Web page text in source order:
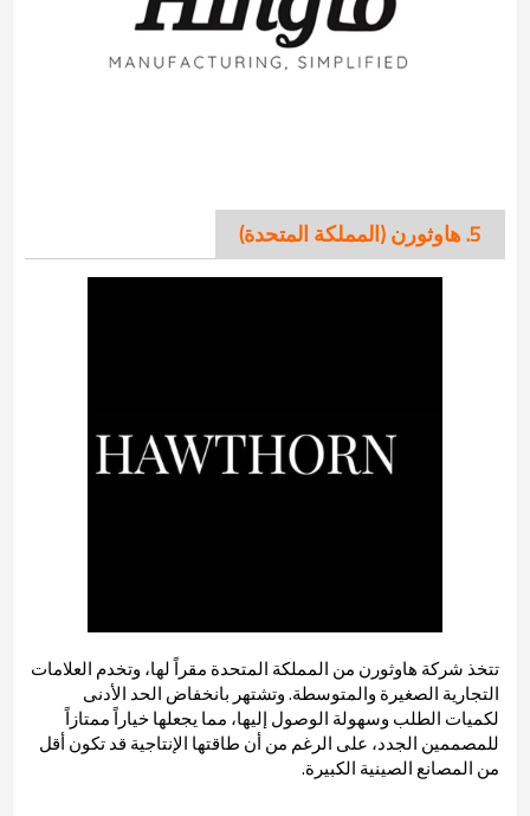
5. هاوثورن (المملكة المتحدة)
تتخذ شركة هاوثورن من المملكة المتحدة مقراً لها، وتخدم العلامات
التجارية الصغيرة والمتوسطة. وتشتهر بانخفاض الحد الأدنى
لكميات الطلب وسهولة الوصول إليها، مما يجعلها خياراً ممتازاً
للمصممين الجدد، على الرغم من أن طاقتها الإنتاجية قد تكون أقل
من المصانع الصينية الكبيرة.